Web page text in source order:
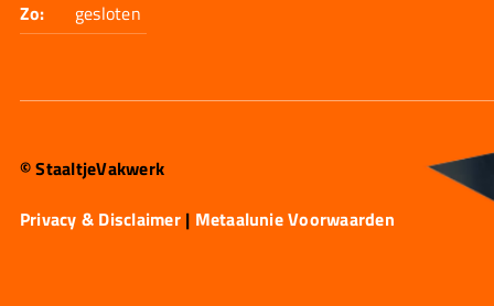
Zo:
gesloten
© StaaltjeVakwerk
Privacy & Disclaimer| Metaalunie Voorwaarden